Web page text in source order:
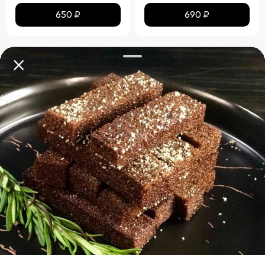
650 ₽ 690 ₽
Информация
Акции и новости
О заведении
Открыть свой TG BAR
Связь с заведением
+7 (915) 392-89-70
Адрес заведения
ул. 3-го Интернационала, 11
Скачайте наше
Удобное приложение